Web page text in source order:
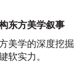
东方美学叙事
美学的深度挖掘
软实力。